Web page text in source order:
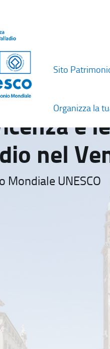
Sito
Organizza la
e
nel
Mondiale UNESCO